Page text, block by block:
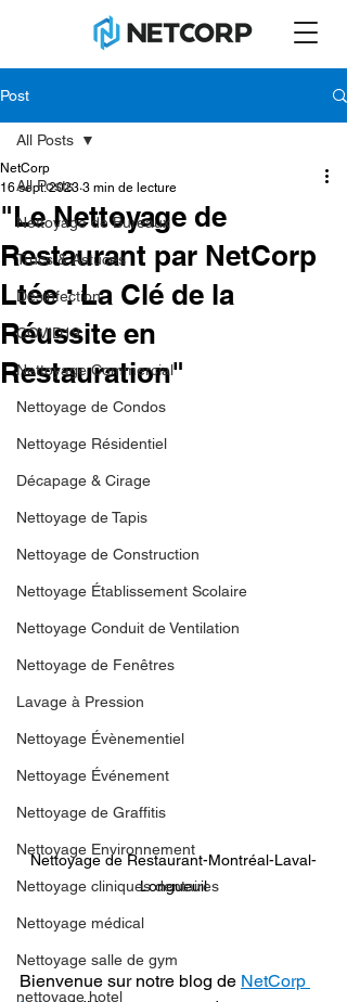
Post
All Posts
Nettoyage de Bureaux
Trucs & Astuces
Désinfection
COVID19
Nettoyage Commercial
Nettoyage de Condos
Nettoyage Résidentiel
Décapage & Cirage
Nettoyage de Tapis
Nettoyage de Construction
Nettoyage Établissement Scolaire
Nettoyage Conduit de Ventilation
Nettoyage de Fenêtres
Lavage à Pression
Nettoyage Évènementiel
Nettoyage Événement
Nettoyage de Graffitis
Nettoyage Environnement
Nettoyage cliniques dentaires
Nettoyage médical
Nettoyage salle de gym
nettoyage hotel
All Posts
"Le Nettoyage de
Restaurant par NetCorp
Ltée : La Clé de la
Réussite en
Restauration"
NetCorp
16 sept. 2023 3 min de lecture
Nettoyage de Restaurant-Montréal-Laval-
Longueuil
Bienvenue sur notre blog de NetCorp